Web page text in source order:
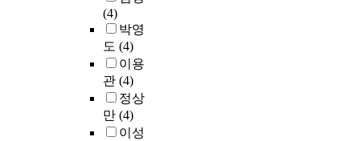
(4)
박영
도 (4)
이용
관 (4)
정상
만 (4)
이성